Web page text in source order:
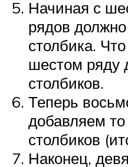
Начиная с
рядов
столбика.
шестом ряду
столбиков.
Теперь
добавляем
столбиков
Наконец,